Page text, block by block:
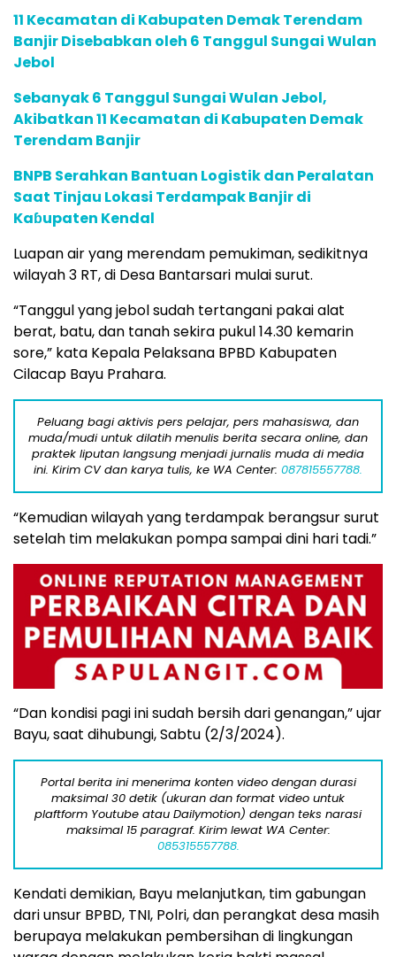
11 Kecamatan di Kabupaten Demak Terendam
Banjir Disebabkan oleh 6 Tanggul Sungai Wulan
Jebol
Sebanyak 6 Tanggul Sungai Wulan Jebol,
Akibatkan 11 Kecamatan di Kabupaten Demak
Terendam Banjir
BNPB Serahkan Bantuan Logistik dan Peralatan
Saat Tinjau Lokasi Terdampak Banjir di
Kaɓupaten Kendal
Luapan air yang merendam pemukiman, sedikitnya
wilayah 3 RT, di Desa Bantarsari mulai surut.
“Tanggul yang jebol sudah tertangani pakai alat
berat, batu, dan tanah sekira pukul 14.30 kemarin
sore,” kata Kepala Pelaksana BPBD Kabupaten
Cilacap Bayu Prahara.
Peluang bagi aktivis pers pelajar, pers mahasiswa, dan
muda/mudi untuk dilatih menulis berita secara online, dan
praktek liputan langsung menjadi jurnalis muda di media
ini. Kirim CV dan karya tulis, ke WA Center: 087815557788.
“Kemudian wilayah yang terdampak berangsur surut
setelah tim melakukan pompa sampai dini hari tadi.”
“Dan kondisi pagi ini sudah bersih dari genangan,” ujar
Bayu, saat dihubungi, Sabtu (2/3/2024).
Portal berita ini menerima konten video dengan durasi
maksimal 30 detik (ukuran dan format video untuk
plaftform Youtube atau Dailymotion) dengan teks narasi
maksimal 15 paragraf. Kirim lewat WA Center:
085315557788.
Kendati demikian, Bayu melanjutkan, tim gabungan
dari unsur BPBD, TNI, Polri, dan perangkat desa masih
berupaya melakukan pembersihan di lingkungan